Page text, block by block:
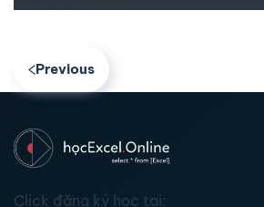
Previous
Click đăng ký học tại: